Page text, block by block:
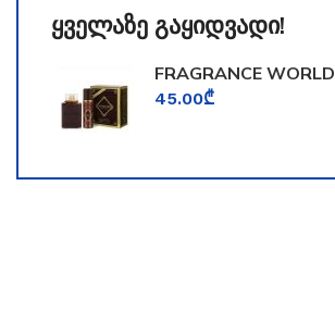
ყველაზე გაყიდვადი!
FRAGRANCE WORLD
TOOMFORD
45.00₾